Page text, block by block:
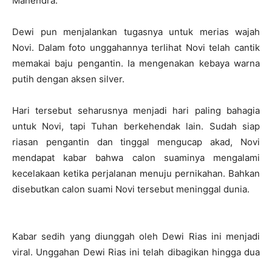
Dewi pun menjalankan tugasnya untuk merias wajah
Novi. Dalam foto unggahannya terlihat Novi telah cantik
memakai baju pengantin. Ia mengenakan kebaya warna
putih dengan aksen silver.
Hari tersebut seharusnya menjadi hari paling bahagia
untuk Novi, tapi Tuhan berkehendak lain. Sudah siap
riasan pengantin dan tinggal mengucap akad, Novi
mendapat kabar bahwa calon suaminya mengalami
kecelakaan ketika perjalanan menuju pernikahan. Bahkan
disebutkan calon suami Novi tersebut meninggal dunia.
Kabar sedih yang diunggah oleh Dewi Rias ini menjadi
viral. Unggahan Dewi Rias ini telah dibagikan hingga dua